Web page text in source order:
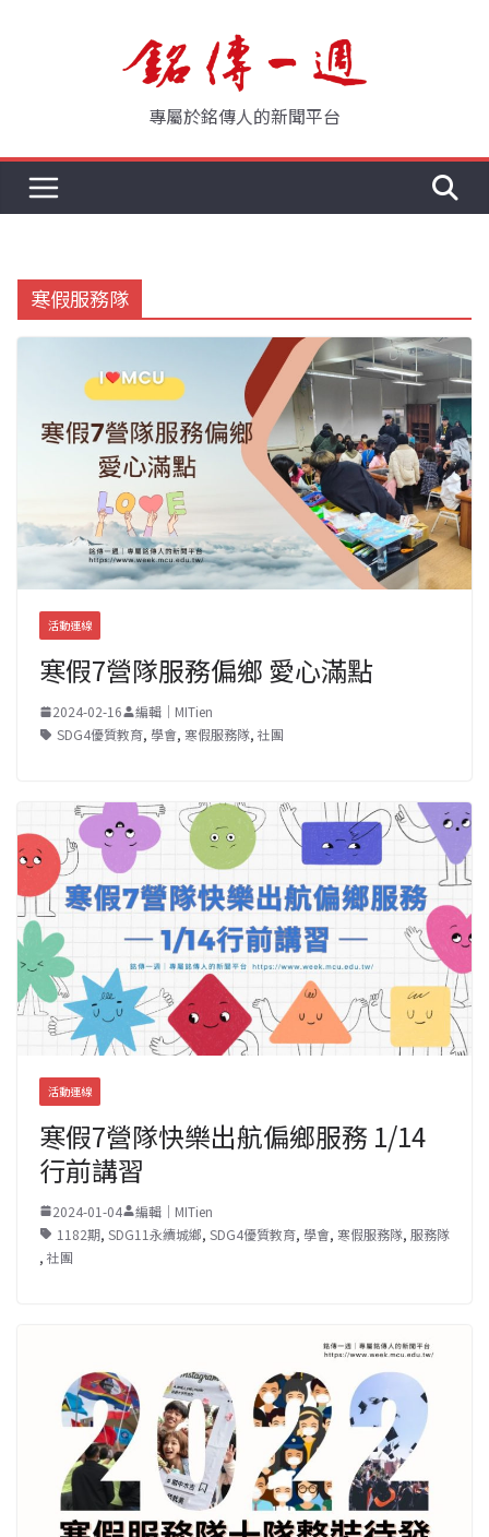
專屬於銘傳人的新聞平台
寒假服務隊
活動連線
寒假7營隊服務偏鄉 愛心滿點
2024-02-16
編輯｜MITien
SDG4優質教育, 學會, 寒假服務隊, 社團
活動連線
寒假7營隊快樂出航偏鄉服務 1/14
行前講習
2024-01-04
編輯｜MITien
1182期, SDG11永續城鄉, SDG4優質教育, 學會, 寒假服務隊, 服務隊
, 社團